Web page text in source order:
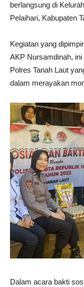
berlangsung di
Pelaihari, Kabupaten
Kegiatan yang
AKP Nursamdinah,
Polres Tanah Laut
dalam merayakan
Dalam acara bakti